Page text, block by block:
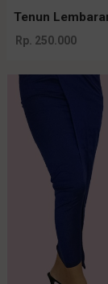
Tenun
Rp. 250.000